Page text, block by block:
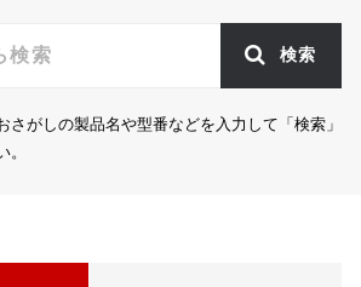
検索
さがしの製品名や型番などを入力して「検索」